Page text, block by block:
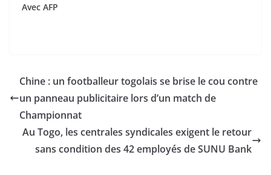
Avec AFP
Chine : un footballeur togolais se brise le cou contre
un panneau publicitaire lors d’un match de
Championnat
Au Togo, les centrales syndicales exigent le retour
sans condition des 42 employés de SUNU Bank